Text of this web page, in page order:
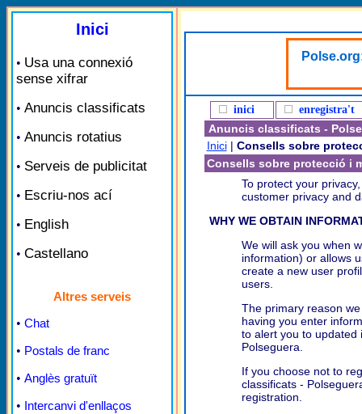
Inici
• Usa una connexió
sense xifrar
• Anuncis classificats
• Anuncis rotatius
• Serveis de publicitat
• Escriu-nos ací
• English
• Castellano
Altres serveis
• Chat
• Postals de franc
• Anglès gratuït
• Intercanvi d'enllaços
inici enregistra't
Anuncis classificats -
Inici| Consells sobre
Consells sobre protecció i
To protect your
customer privacy and
WHY WE OBTAIN
We will ask you when
information) or allows
create a new user
users.
The primary reason
having you enter
to alert you to updated
Polseguera.
If you choose not to
classificats -
registration.